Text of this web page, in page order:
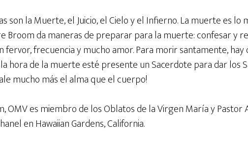
son la Muerte, el Juicio, el Cielo y el Infierno. La muerte es
Broom da maneras de preparar para la muerte: confesar y
frecuencia y mucho amor. Para morir santamente, hay
hora de la muerte esté presente un Sacerdote para dar los
mucho más el alma que el cuerpo!
OMV es miembro de los Oblatos de la Virgen María y Pastor
en Hawaiian Gardens, California.